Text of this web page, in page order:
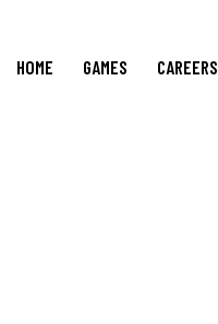
HOME GAMES CAREERS